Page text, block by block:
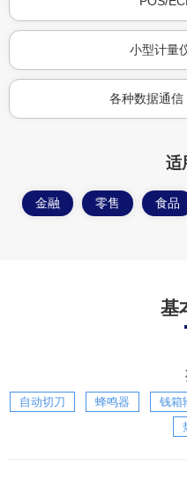
小型计量
各种数据通
适
金融 零售 食品
基
自动切刀 蜂鸣器 钱箱